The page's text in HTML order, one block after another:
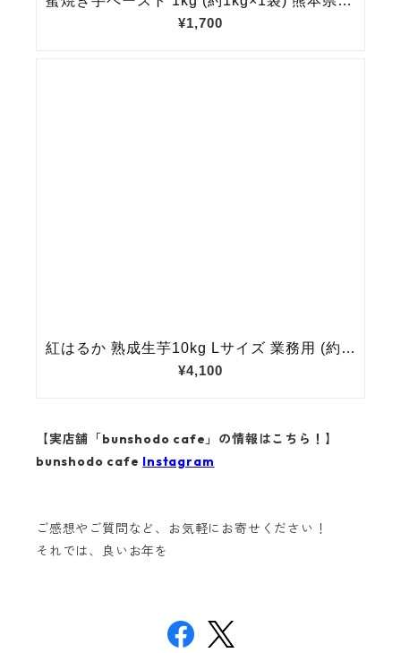
【実店舗「bunshodo cafe」の情報はこちら！】
bunshodo cafe Instagram
ご感想やご質問など、お気軽にお寄せください！
それでは、良いお年を